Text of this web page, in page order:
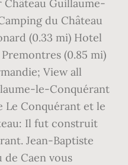
Château Guillaume-
du Château
(0.33 mi) Hotel
(0.85 mi)
View all
le-Conquérant
Le Conquérant et le
Il fut construit
Jean-Baptiste
de Caen vous